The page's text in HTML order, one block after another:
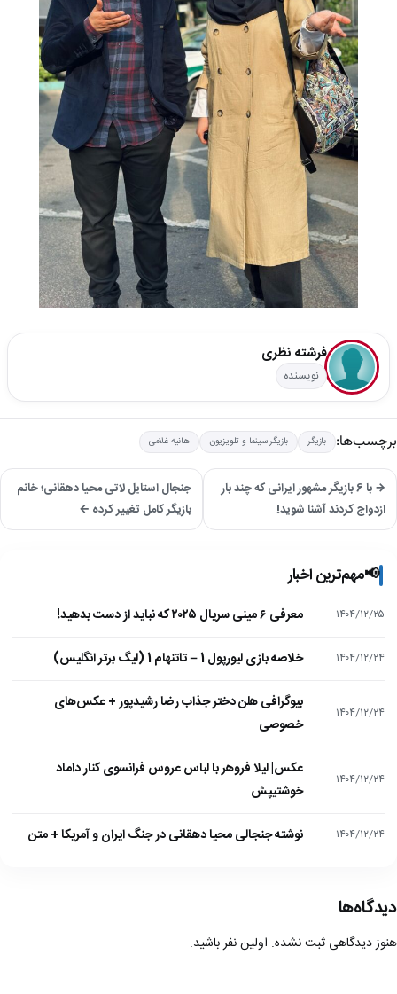
فرشته نظری
نویسنده
برچسب‌ها: بازیگر بازیگر سینما و تلویزیون هانیه غلامی
→ با 6 بازیگر مشهور ایرانی که چند بار
ازدواج کردند آشنا شوید!
جنجال استایل لاتی محیا دهقانی؛ خانم
بازیگر کامل تغییر کرده ←
📢مهم‌ترین اخبار
۱۴۰۴/۱۲/۲۵ معرفی ۶ مینی سریال ۲۰۲۵ که نباید از دست بدهید!
۱۴۰۴/۱۲/۲۴ خلاصه بازی لیورپول 1 – تاتنهام 1 (لیگ برتر انگلیس)
۱۴۰۴/۱۲/۲۴
بیوگرافی هلن دختر جذاب رضا رشیدپور + عکس‌های
خصوصی
۱۴۰۴/۱۲/۲۴
عکس| لیلا فروهر با لباس عروس فرانسوی کنار داماد
خوشتیپش
۱۴۰۴/۱۲/۲۴ نوشته جنجالی محیا دهقانی در جنگ ایران و آمریکا + متن
دیدگاه‌ها
هنوز دیدگاهی ثبت نشده. اولین نفر باشید.